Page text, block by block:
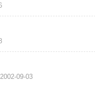
09-03